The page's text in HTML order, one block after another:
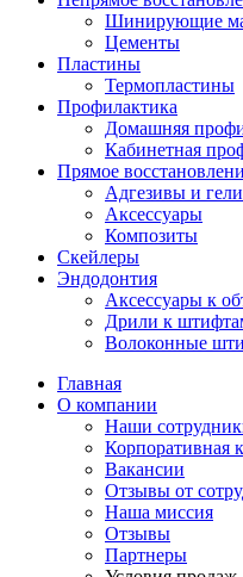
Шинирующие
Цементы
Пластины
Термопластины
Профилактика
Домашняя
Кабинетная
Прямое
Адгезивы и
Аксессуары
Композиты
Скейлеры
Эндодонтия
Аксессуары к
Дрили к
Волоконные
Главная
О компании
Наши
Корпоративная
Вакансии
Отзывы от
Наша миссия
Отзывы
Партнеры